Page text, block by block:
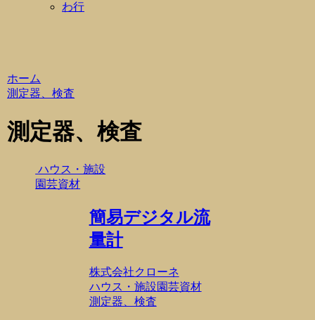
わ行
ホーム
測定器、検査
測定器、検査
ハウス・施設
園芸資材
簡易デジタル流
量計
株式会社クローネ
ハウス・施設園芸資材
測定器、検査